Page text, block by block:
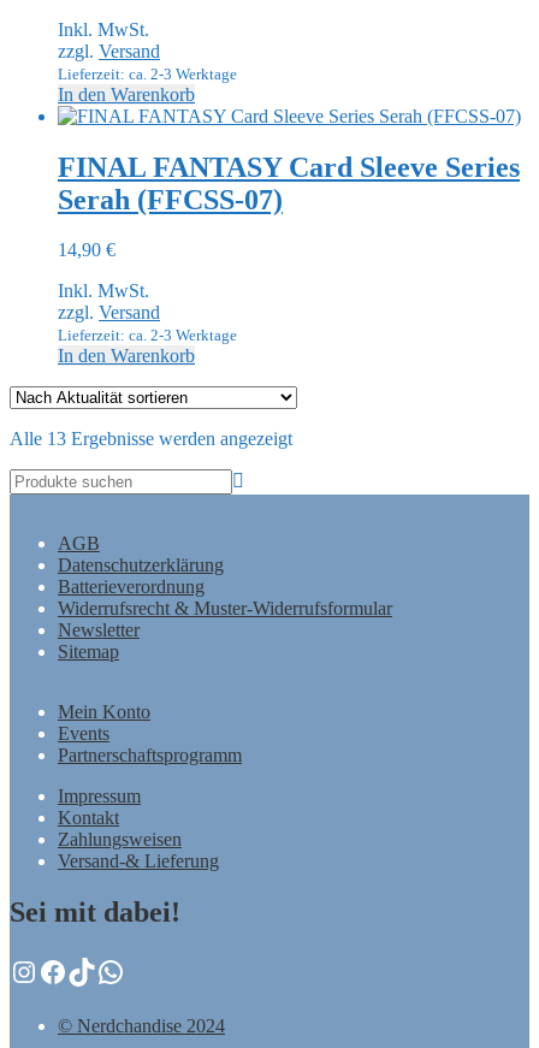
Inkl. MwSt.
zzgl. Versand
Lieferzeit: ca. 2-3 Werktage
In den Warenkorb
FINAL FANTASY Card Sleeve Series
Serah (FFCSS-07)
14,90 €
Inkl. MwSt.
zzgl. Versand
Lieferzeit: ca. 2-3 Werktage
In den Warenkorb
Alle 13 Ergebnisse werden angezeigtNach
AGB
Datenschutzerklärung
Batterieverordnung
Widerrufsrecht & Muster-Widerrufsformular
Newsletter
Sitemap
Mein Konto
Events
Partnerschaftsprogramm
Impressum
Kontakt
Zahlungsweisen
Versand-& Lieferung
Sei mit dabei!
Instagram
Facebook
TikTok
WhatsApp
© Nerdchandise 2024